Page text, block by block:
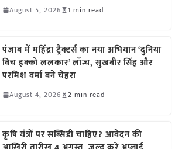
August 5, 2026 1 min read
पंजाब में महिंद्रा ट्रैक्टर्स का नया अभियान ‘दुनिया
विच इक्को ललकार’ लॉन्च, सुखबीर सिंह और
परमिश वर्मा बने चेहरा
August 4, 2026 2 min read
कृषि यंत्रों पर सब्सिडी चाहिए? आवेदन की